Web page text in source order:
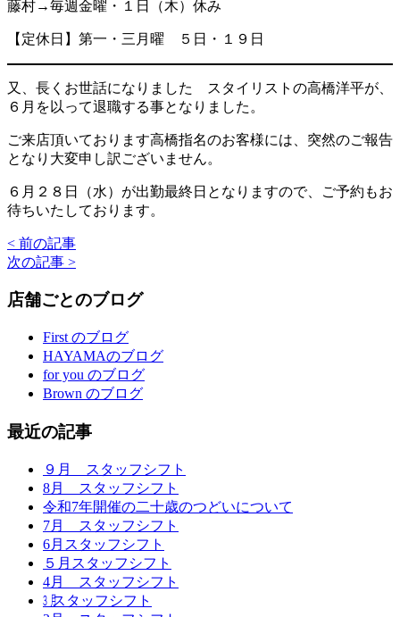
藤村→毎週金曜・１日（木）休み
【定休日】第一・三月曜 ５日・１９日
又、長くお世話になりました スタイリストの高橋洋平が、
６月を以って退職する事となりました。
ご来店頂いております高橋指名のお客様には、突然のご報告
となり大変申し訳ございません。
６月２８日（水）が出勤最終日となりますので、ご予約もお
待ちいたしております。
< 前の記事
次の記事 >
店舗ごとのブログ
First のブログ
HAYAMAのブログ
for you のブログ
Brown のブログ
最近の記事
９月 スタッフシフト
8月 スタッフシフト
令和7年開催の二十歳のつどいについて
7月 スタッフシフト
6月スタッフシフト
５月スタッフシフト
4月 スタッフシフト
㋂スタッフシフト